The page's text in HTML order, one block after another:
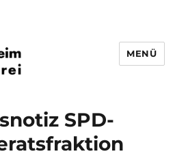
MENÜ
SPD-